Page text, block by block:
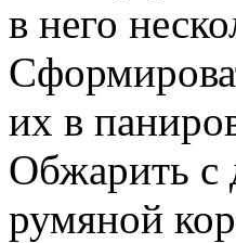
в него
их в
Обжарить с
румяной